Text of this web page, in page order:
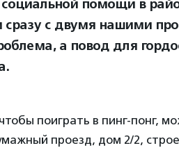
помощи в
с двумя нашими
а повод для
поиграть в пинг-понг,
проезд, дом 2/2,